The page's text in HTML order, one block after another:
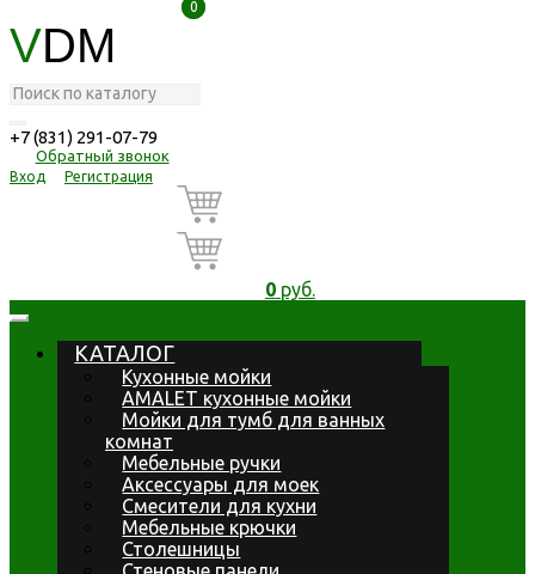
VDM
+7 (831) 291-07-79
Обратный звонок
Вход Регистрация
0
0
0руб.
КАТАЛОГ
Кухонные мойки
AMALET кухонные мойки
Мойки для тумб для ванных
комнат
Мебельные ручки
Аксессуары для моек
Смесители для кухни
Мебельные крючки
Столешницы